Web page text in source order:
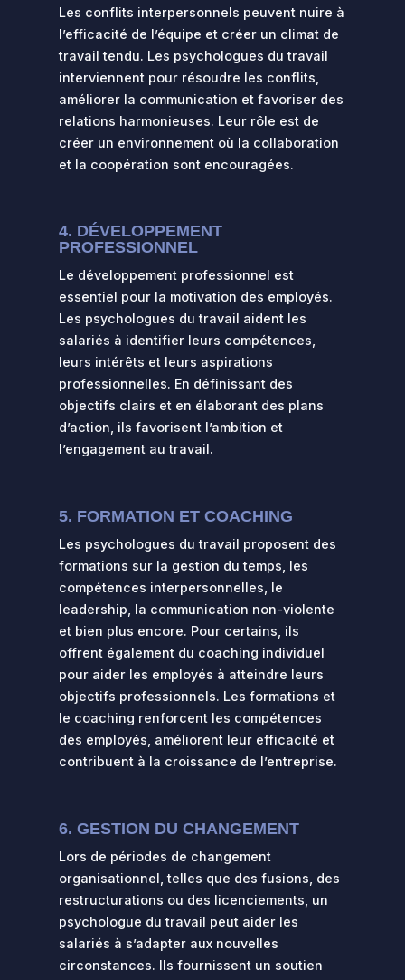
Les conflits interpersonnels peuvent nuire à
l’efficacité de l’équipe et créer un climat de
travail tendu. Les psychologues du travail
interviennent pour résoudre les conflits,
améliorer la communication et favoriser des
relations harmonieuses. Leur rôle est de
créer un environnement où la collaboration
et la coopération sont encouragées.
4. DÉVELOPPEMENT
PROFESSIONNEL
Le développement professionnel est
essentiel pour la motivation des employés.
Les psychologues du travail aident les
salariés à identifier leurs compétences,
leurs intérêts et leurs aspirations
professionnelles. En définissant des
objectifs clairs et en élaborant des plans
d’action, ils favorisent l’ambition et
l’engagement au travail.
5. FORMATION ET COACHING
Les psychologues du travail proposent des
formations sur la gestion du temps, les
compétences interpersonnelles, le
leadership, la communication non-violente
et bien plus encore. Pour certains, ils
offrent également du coaching individuel
pour aider les employés à atteindre leurs
objectifs professionnels. Les formations et
le coaching renforcent les compétences
des employés, améliorent leur efficacité et
contribuent à la croissance de l’entreprise.
6. GESTION DU CHANGEMENT
Lors de périodes de changement
organisationnel, telles que des fusions, des
restructurations ou des licenciements, un
psychologue du travail peut aider les
salariés à s’adapter aux nouvelles
circonstances. Ils fournissent un soutien